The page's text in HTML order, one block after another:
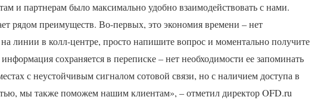
и партнерам было максимально удобно взаимодействовать с нами.
рядом преимуществ. Во-первых, это экономия времени – нет
линии в колл-центре, просто напишите вопрос и моментально получите
сохраняется в переписке – нет необходимости ее запоминать
с неустойчивым сигналом сотовой связи, но с наличием доступа в
мы также поможем нашим клиентам», – отметил директорOFD.ru